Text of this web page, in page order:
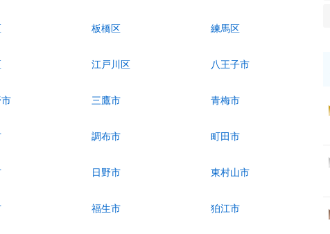
板橋区 練馬区
江戸川区 八王子市
三鷹市 青梅市
調布市 町田市
日野市 東村山市
福生市 狛江市